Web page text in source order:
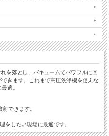
を落とし、バキュームでパワフルに回
きます。これまで高圧洗浄機を使えな
適。
できます。
をしたい現場に最適です。